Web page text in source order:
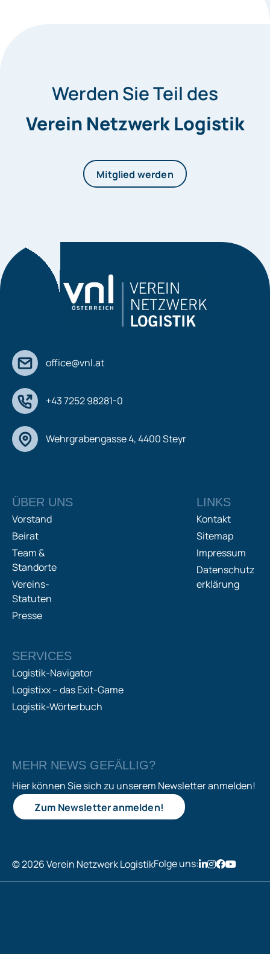
Werden Sie Teil des
Verein Netzwerk Logistik
Mitglied werden
office@vnl.at
+43 7252 98281-0
Wehrgrabengasse 4, 4400 Steyr
ÜBER UNS
Vorstand
Beirat
Team &
Standorte
Vereins-
Statuten
Presse
LINKS
Kontakt
Sitemap
Impressum
Datenschutz
erklärung
SERVICES
Logistik-Navigator
Logistixx – das Exit-Game
Logistik-Wörterbuch
MEHR NEWS GEFÄLLIG?
Hier können Sie sich zu unserem Newsletter anmelden!
Zum Newsletter anmelden!
© 2026 Verein Netzwerk LogistikFolge uns: